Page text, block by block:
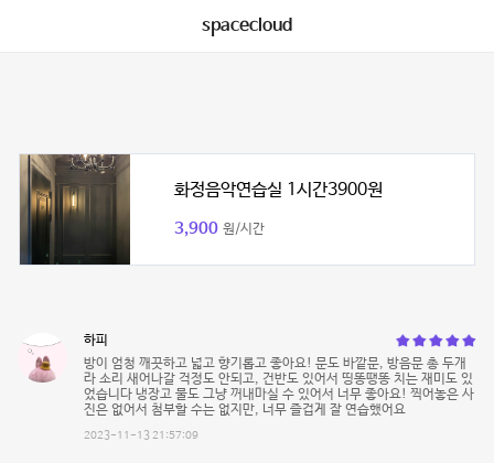
spacecloud
화정음악연습실 1시간3900원
3,900 원/시간
하피
방이 엄청 깨끗하고 넓고 향기롭고 좋아요! 문도 바깥문, 방음문 총 두개
라 소리 새어나갈 걱정도 안되고, 건반도 있어서 띵똥땡똥 치는 재미도 있
었습니다 냉장고 물도 그냥 꺼내마실 수 있어서 너무 좋아요! 찍어놓은 사
진은 없어서 첨부할 수는 없지만, 너무 즐겁게 잘 연습했어요
2023-11-13 21:57:09